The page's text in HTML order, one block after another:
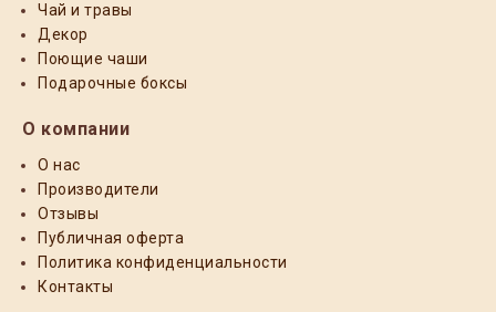
Чай и травы
Декор
Поющие чаши
Подарочные боксы
О компании
О нас
Производители
Отзывы
Публичная оферта
Политика конфиденциальности
Контакты